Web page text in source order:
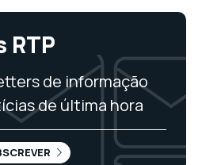
RTP
de informação
de última hora